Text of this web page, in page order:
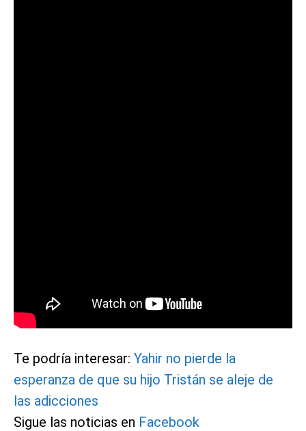
Te podría interesar: Yahir no pierde la
esperanza de que su hijo Tristán se aleje de
las adicciones
Sigue las noticias en Facebook